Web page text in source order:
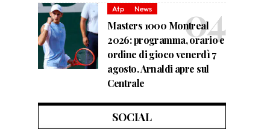
Atp News
Masters 1000 Montreal
2026: programma, orario e
ordine di gioco venerdì 7
agosto. Arnaldi apre sul
Centrale
SOCIAL